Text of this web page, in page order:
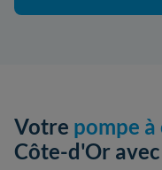
Votre pompe
Côte-d'Or